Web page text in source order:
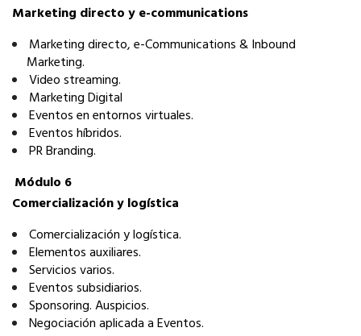
Marketing directo y e-communications
Marketing directo, e-Communications & Inbound
Marketing.
­Video streaming.
­Marketing Digital
Eventos en entornos virtuales.
­Eventos híbridos.
­PR Branding.
Módulo 6
Comercialización y logística
Comercialización y logística.
­Elementos auxiliares.
­Servicios varios.
­Eventos subsidiarios.
­Sponsoring. Auspicios.
­Negociación aplicada a Eventos.